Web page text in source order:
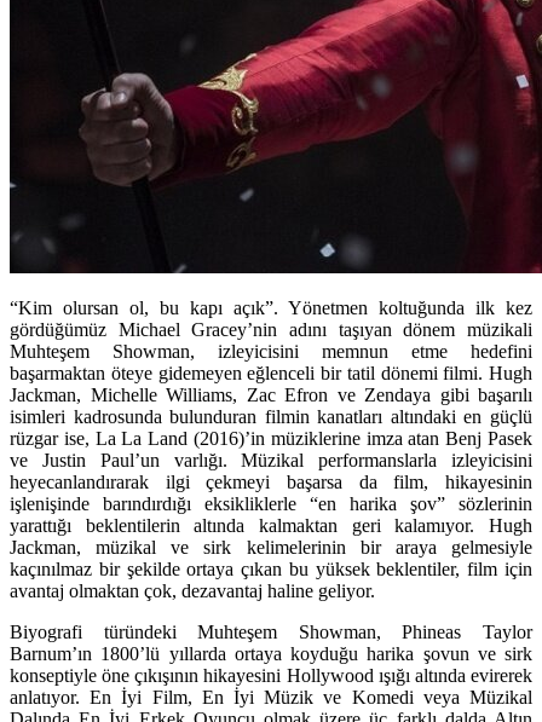
“Kim olursan ol, bu kapı açık”. Yönetmen koltuğunda ilk kez
gördüğümüz Michael Gracey’nin adını taşıyan dönem müzikali
Muhteşem Showman, izleyicisini memnun etme hedefini
başarmaktan öteye gidemeyen eğlenceli bir tatil dönemi filmi. Hugh
Jackman, Michelle Williams, Zac Efron ve Zendaya gibi başarılı
isimleri kadrosunda bulunduran filmin kanatları altındaki en güçlü
rüzgar ise, La La Land (2016)’in müziklerine imza atan Benj Pasek
ve Justin Paul’un varlığı. Müzikal performanslarla izleyicisini
heyecanlandırarak ilgi çekmeyi başarsa da film, hikayesinin
işlenişinde barındırdığı eksikliklerle “en harika şov” sözlerinin
yarattığı beklentilerin altında kalmaktan geri kalamıyor. Hugh
Jackman, müzikal ve sirk kelimelerinin bir araya gelmesiyle
kaçınılmaz bir şekilde ortaya çıkan bu yüksek beklentiler, film için
avantaj olmaktan çok, dezavantaj haline geliyor.
Biyografi türündeki Muhteşem Showman, Phineas Taylor
Barnum’ın 1800’lü yıllarda ortaya koyduğu harika şovun ve sirk
konseptiyle öne çıkışının hikayesini Hollywood ışığı altında evirerek
anlatıyor. En İyi Film, En İyi Müzik ve Komedi veya Müzikal